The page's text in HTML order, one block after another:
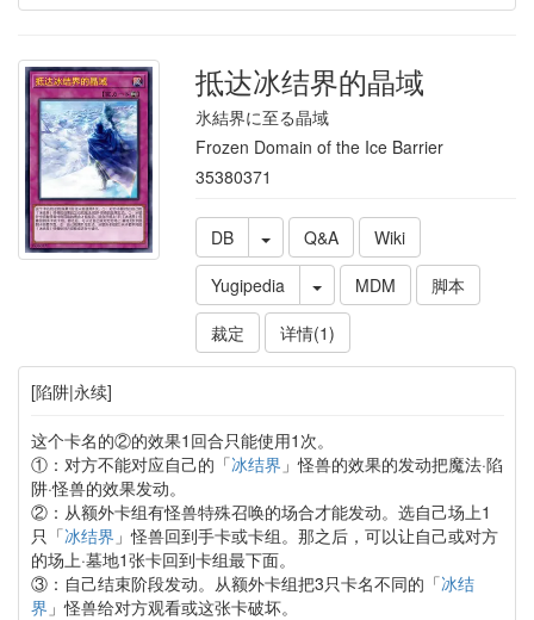
抵达冰结界的晶域
氷結界に至る晶域
Frozen Domain of the Ice Barrier
35380371
DB Q&A
Wiki
Yugipedia
MDM
脚本
裁定
详情(1)
[陷阱|永续]
这个卡名的②的效果1回合只能使用1次。
①：对方不能对应自己的「冰结界 」怪兽的效果的发动把魔法·陷
阱·怪兽的效果发动。
②：从额外卡组有怪兽特殊召唤的场合才能发动。选自己场上1
只「冰结界 」怪兽回到手卡或卡组。那之后，可以让自己或对方
的场上·墓地1张卡回到卡组最下面。
③：自己结束阶段发动。从额外卡组把3只卡名不同的「冰结
界 」怪兽给对方观看或这张卡破坏。